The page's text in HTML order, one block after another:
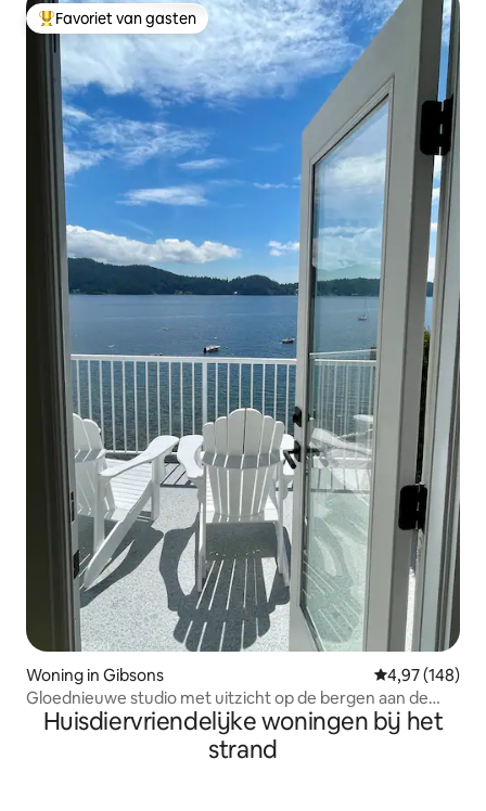
Topfavoriet van gasten
Favoriet van gasten
Woning in Gibsons Gemiddelde
4,97 (148)
Gloednieuwe studio met uitzicht op de bergen aan de
oceaan
Huisdiervriendelijke woningen bij het
strand